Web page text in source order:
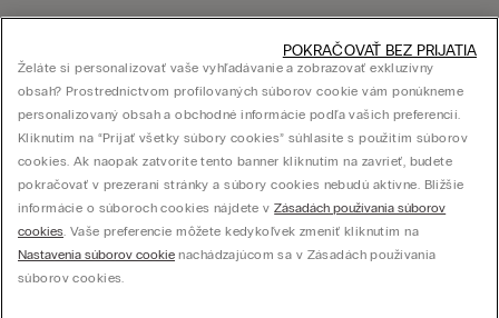
Právna oblasť
Firma
Želáte si personalizovať vaše vyhľadávanie a zobrazovať exkluzívny
obsah? Prostredníctvom profilovaných súborov cookie vám ponúkneme
personalizovaný obsah a obchodné informácie podľa vašich preferencií.
Kliknutím na “Prijať všetky súbory cookies” súhlasíte s použitím súborov
cookies. Ak naopak zatvoríte tento banner kliknutím na zavrieť, budete
pokračovať v prezeraní stránky a súbory cookies nebudú aktívne. Bližšie
informácie o súboroch cookies nájdete vZásadách používania súborov
cookies. Vaše preferencie môžete kedykoľvek zmeniť kliknutím na
Nastavenia súborov cookie nachádzajúcom sa v Zásadách používania
súborov cookies.
POKRAČOVAŤ BEZ PRIJATIA